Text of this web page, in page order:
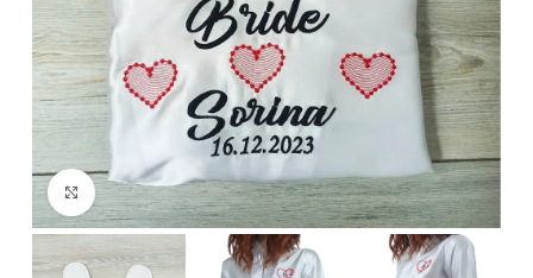
Click to enlarge